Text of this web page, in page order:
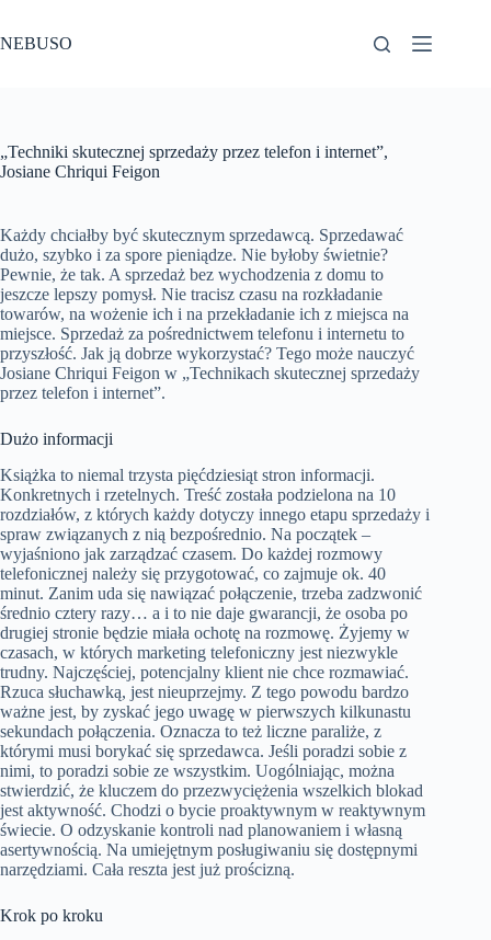
treści
NEBUSO
„Techniki skutecznej sprzedaży przez telefon i internet”,
Josiane Chriqui Feigon
Każdy chciałby być skutecznym sprzedawcą. Sprzedawać
dużo, szybko i za spore pieniądze. Nie byłoby świetnie?
Pewnie, że tak. A sprzedaż bez wychodzenia z domu to
jeszcze lepszy pomysł. Nie tracisz czasu na rozkładanie
towarów, na wożenie ich i na przekładanie ich z miejsca na
miejsce. Sprzedaż za pośrednictwem telefonu i internetu to
przyszłość. Jak ją dobrze wykorzystać? Tego może nauczyć
Josiane Chriqui Feigon w „Technikach skutecznej sprzedaży
przez telefon i internet”.
Dużo informacji
Książka to niemal trzysta pięćdziesiąt stron informacji.
Konkretnych i rzetelnych. Treść została podzielona na 10
rozdziałów, z których każdy dotyczy innego etapu sprzedaży i
spraw związanych z nią bezpośrednio. Na początek –
wyjaśniono jak zarządzać czasem. Do każdej rozmowy
telefonicznej należy się przygotować, co zajmuje ok. 40
minut. Zanim uda się nawiązać połączenie, trzeba zadzwonić
średnio cztery razy… a i to nie daje gwarancji, że osoba po
drugiej stronie będzie miała ochotę na rozmowę. Żyjemy w
czasach, w których marketing telefoniczny jest niezwykle
trudny. Najczęściej, potencjalny klient nie chce rozmawiać.
Rzuca słuchawką, jest nieuprzejmy. Z tego powodu bardzo
ważne jest, by zyskać jego uwagę w pierwszych kilkunastu
sekundach połączenia. Oznacza to też liczne paraliże, z
którymi musi borykać się sprzedawca. Jeśli poradzi sobie z
nimi, to poradzi sobie ze wszystkim. Uogólniając, można
stwierdzić, że kluczem do przezwyciężenia wszelkich blokad
jest aktywność. Chodzi o bycie proaktywnym w reaktywnym
świecie. O odzyskanie kontroli nad planowaniem i własną
asertywnością. Na umiejętnym posługiwaniu się dostępnymi
narzędziami. Cała reszta jest już prościzną.
Krok po kroku